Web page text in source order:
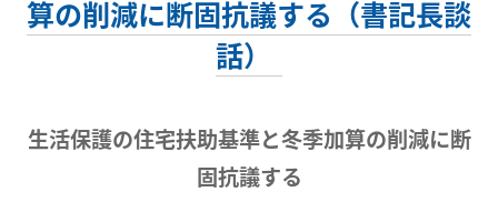
算の削減に断固抗議する（書記長談
話）
生活保護の住宅扶助基準と冬季加算の削減に断
固抗議する